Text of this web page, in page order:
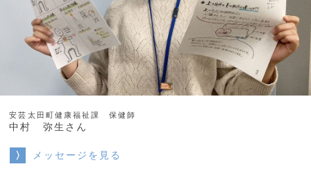
安芸太田町健康福祉課 保健師
中村 弥生さん
メッセージを見る